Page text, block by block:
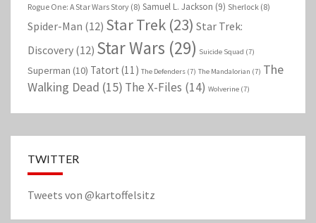
Rogue One: A Star Wars Story (8) Samuel L. Jackson (9) Sherlock (8)
Spider-Man (12) Star Trek (23) Star Trek:
Discovery (12) Star Wars (29) Suicide Squad (7)
Superman (10) Tatort (11) The Defenders (7) The Mandalorian (7) The
Walking Dead (15) The X-Files (14) Wolverine (7)
TWITTER
Tweets von @kartoffelsitz